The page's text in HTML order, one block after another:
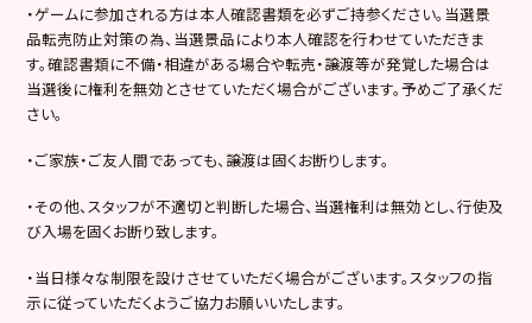
・ゲームに参加される方は本人確認書類を必ずご持参ください。当選景
品転売防止対策の為、当選景品により本人確認を行わせていただきま
す。確認書類に不備・相違がある場合や転売・譲渡等が発覚した場合は
当選後に権利を無効とさせていただく場合がございます。予めご了承くだ
さい。
・ご家族・ご友人間であっても、譲渡は固くお断りします。
・その他、スタッフが不適切と判断した場合、当選権利は無効とし、行使及
び入場を固くお断り致します。
・当日様々な制限を設けさせていただく場合がございます。スタッフの指
示に従っていただくようご協力お願いいたします。